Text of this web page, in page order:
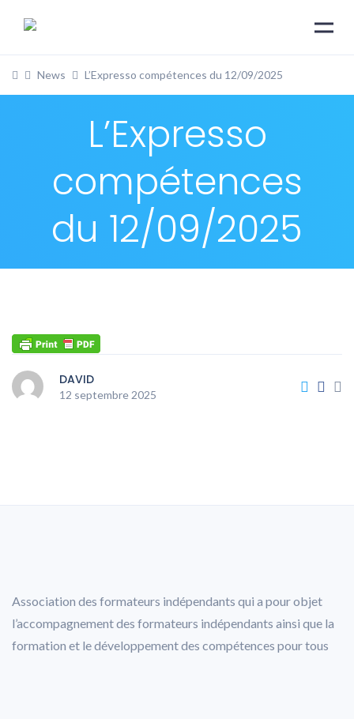
News L’Expresso compétences du 12/09/2025
L’Expresso
compétences
du 12/09/2025
DAVID
12 septembre 2025
Association des formateurs indépendants qui a pour objet
l’accompagnement des formateurs indépendants ainsi que la
formation et le développement des compétences pour tous